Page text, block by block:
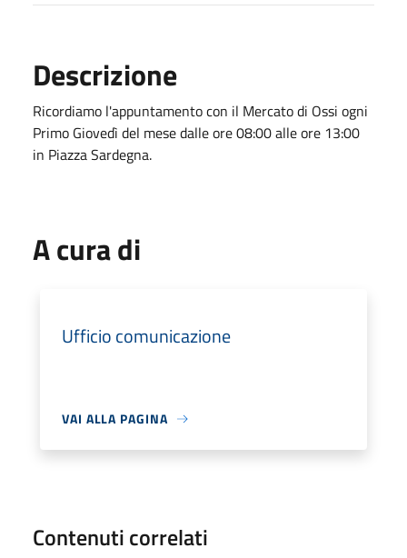
Descrizione
Ricordiamo l'appuntamento con il Mercato di Ossi ogni
Primo Giovedì del mese dalle ore 08:00 alle ore 13:00
in Piazza Sardegna.
A cura di
Ufficio comunicazione
VAI ALLA PAGINA
Contenuti correlati